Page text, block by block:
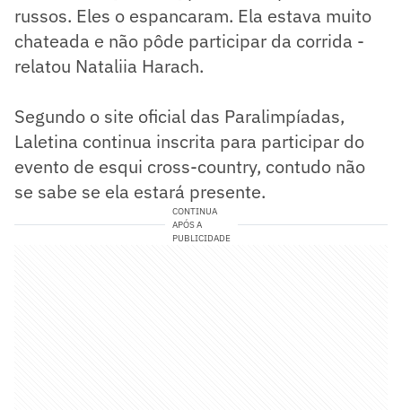
russos. Eles o espancaram. Ela estava muito
chateada e não pôde participar da corrida -
relatou Nataliia Harach.
Segundo o site oficial das Paralimpíadas,
Laletina continua inscrita para participar do
evento de esqui cross-country, contudo não
se sabe se ela estará presente.
CONTINUA
APÓS A
PUBLICIDADE